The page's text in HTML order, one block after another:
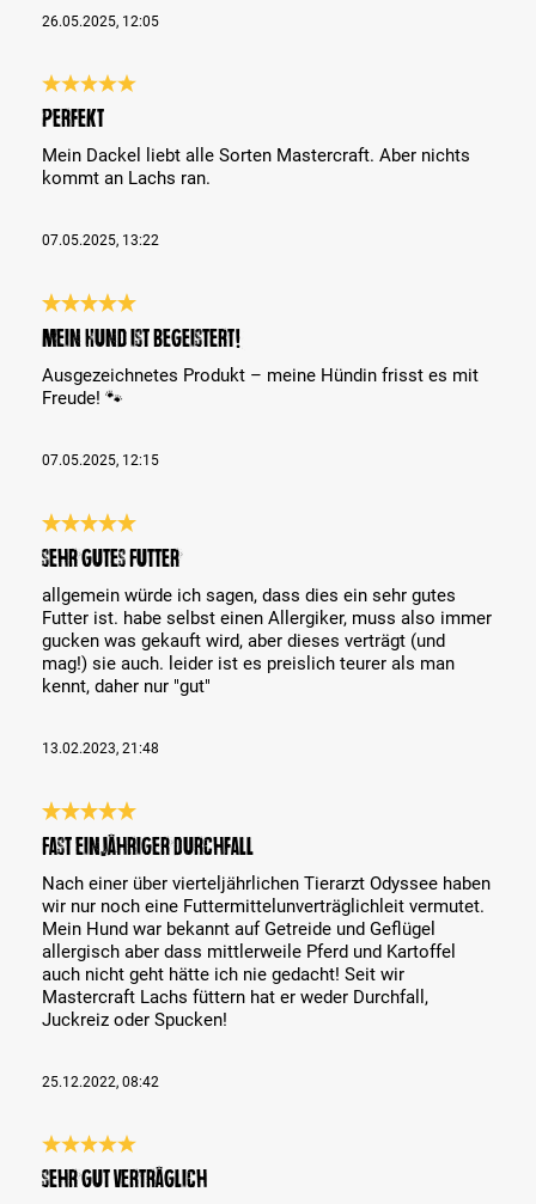
26.05.2025, 12:05
Recenze s hodnocením 5 z 5 hvězd
Perfekt
Mein Dackel liebt alle Sorten Mastercraft. Aber nichts
kommt an Lachs ran.
07.05.2025, 13:22
Recenze s hodnocením 5 z 5 hvězd
Mein Hund ist begeistert!
Ausgezeichnetes Produkt – meine Hündin frisst es mit
Freude! 🐾
07.05.2025, 12:15
Recenze s hodnocením 5 z 5 hvězd
sehr gutes Futter
allgemein würde ich sagen, dass dies ein sehr gutes
Futter ist. habe selbst einen Allergiker, muss also immer
gucken was gekauft wird, aber dieses verträgt (und
mag!) sie auch. leider ist es preislich teurer als man
kennt, daher nur "gut"
13.02.2023, 21:48
Recenze s hodnocením 5 z 5 hvězd
Fast einjähriger Durchfall
Nach einer über vierteljährlichen Tierarzt Odyssee haben
wir nur noch eine Futtermittelunverträglichleit vermutet.
Mein Hund war bekannt auf Getreide und Geflügel
allergisch aber dass mittlerweile Pferd und Kartoffel
auch nicht geht hätte ich nie gedacht! Seit wir
Mastercraft Lachs füttern hat er weder Durchfall,
Juckreiz oder Spucken!
25.12.2022, 08:42
Recenze s hodnocením 5 z 5 hvězd
Sehr gut verträglich